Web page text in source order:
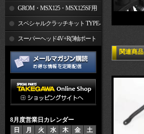
ツ GROM・MSX125・MSX125SF用
エンジンパーツ
スペシャルクラッチキット TYPE-
スーパーヘッド4V+R(5軸ポート
加工)
8月度営業日カレンダー
日
月 火 水 木 金 土
関連商品